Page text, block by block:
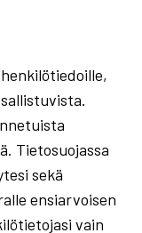
Tietosuojassa
sekä
ensiarvoisen
vain